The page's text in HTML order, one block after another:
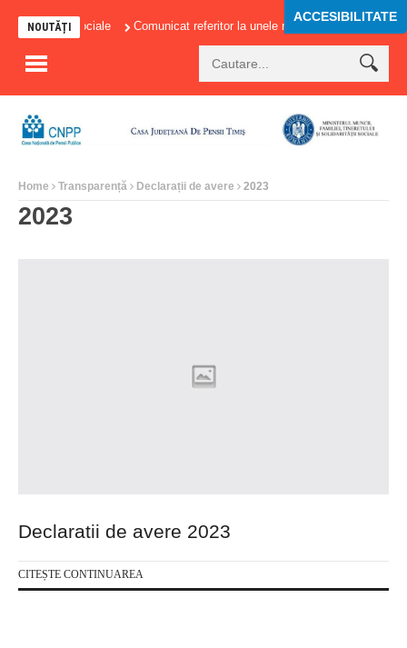
NOUTĂȚIsociale Comunicat referitor la unele masuri adoptate in
Home Transparență Declarații de avere 2023
2023
Declaratii de avere 2023
CITEȘTE CONTINUAREA
ACCESIBILITATE